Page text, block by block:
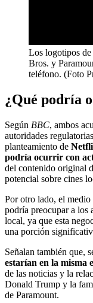
Los logotipos
Bros. y
teléfono. (Foto
¿Qué podría
Según BBC, ambos
autoridades
planteamiento de
podría ocurrir con
del contenido original
potencial sobre cines
Por otro lado, el medio
podría preocupar a los
local, ya que esta
una porción
Señalan también que,
estarían en la misma
de las noticias y la
Donald Trump y la
de Paramount.